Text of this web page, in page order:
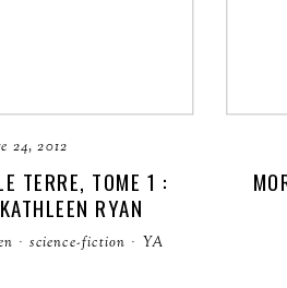
24, 2012
TERRE, TOME 1 :
RYAN
· science-fiction · YA